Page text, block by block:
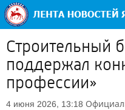
Строительный
поддержал
профессии»
4 июня 2026, 13:18